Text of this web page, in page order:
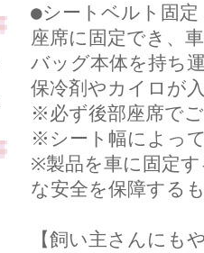
●シートベルト固
座席に固定でき、
バッグ本体を持ち
保冷剤やカイロが
※必ず後部座席で
※シート幅によっ
※製品を車に固定
な安全を保障する
【飼い主さんにも